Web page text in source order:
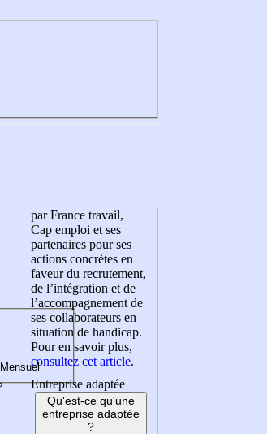
par France travail,
Cap emploi et ses
partenaires pour ses
actions concrètes en
faveur du recrutement,
de l’intégration et de
l’accompagnement de
ses collaborateurs en
situation de handicap.
Pour en savoir plus,
consultez cet article.
Entreprise adaptée
Qu'est-ce qu'une
entreprise adaptée
?